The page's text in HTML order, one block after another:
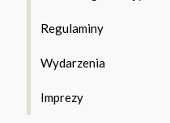
Regulaminy
Wydarzenia
Imprezy